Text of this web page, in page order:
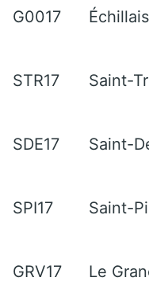
G0017 Échillais
STR17 Saint-
SDE17 Saint-
SPI17 Saint-
GRV17 Le